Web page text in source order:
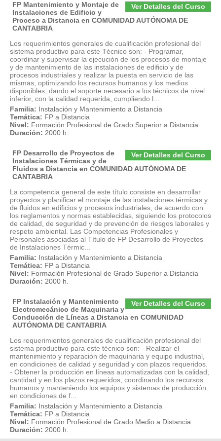
Ver Detalles del Curso
FP Mantenimiento y Montaje de
Instalaciones de Edificio y
Proceso a Distancia en COMUNIDAD AUTÓNOMA DE
CANTABRIA
Los requerimientos generales de cualificación profesional del
sistema productivo para este Técnico son: - Programar,
coordinar y supervisar la ejecución de los procesos de montaje
y de mantenimiento de las instalaciones de edificio y de
procesos industriales y realizar la puesta en servicio de las
mismas, optimizando los recursos humanos y los medios
disponibles, dando el soporte necesario a los técnicos de nivel
inferior, con la calidad requerida, cumpliendo l...
Familia: Instalación y Mantenimiento a Distancia
Temática: FP a Distancia
Nivel: Formación Profesional de Grado Superior a Distancia
Duración: 2000 h.
Ver Detalles del Curso
FP Desarrollo de Proyectos de
Instalaciones Térmicas y de
Fluidos a Distancia en COMUNIDAD AUTÓNOMA DE
CANTABRIA
La competencia general de este título consiste en desarrollar
proyectos y planificar el montaje de las instalaciones térmicas y
de fluidos en edificios y procesos industriales, de acuerdo con
los reglamentos y normas establecidas, siguiendo los protocolos
de calidad, de seguridad y de prevención de riesgos laborales y
respeto ambiental. Las Competencias Profesionales y
Personales asociadas al Título de FP Desarrollo de Proyectos
de Instalaciones Térmic...
Familia: Instalación y Mantenimiento a Distancia
Temática: FP a Distancia
Nivel: Formación Profesional de Grado Superior a Distancia
Duración: 2000 h.
Ver Detalles del Curso
FP Instalación y Mantenimiento
Electromecánico de Maquinaria y
Conducción de Líneas a Distancia en COMUNIDAD
AUTÓNOMA DE CANTABRIA
Los requerimientos generales de cualificación profesional del
sistema productivo para este técnico son: - Realizar el
mantenimiento y reparación de maquinaria y equipo industrial,
en condiciones de calidad y seguridad y con plazos requeridos.
- Obtener la producción en líneas automatizadas con la calidad,
cantidad y en los plazos requeridos, coordinando los recursos
humanos y manteniendo los equipos y sistemas de producción
en condiciones de f...
Familia: Instalación y Mantenimiento a Distancia
Temática: FP a Distancia
Nivel: Formación Profesional de Grado Medio a Distancia
Duración: 2000 h.